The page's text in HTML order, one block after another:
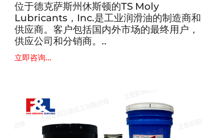
位于德克萨斯州休斯顿的TS Moly
Lubricants，Inc.是工业润滑油的制造商和
供应商。客户包括国内外市场的最终用户，
供应公司和分销商。..
立即咨询...